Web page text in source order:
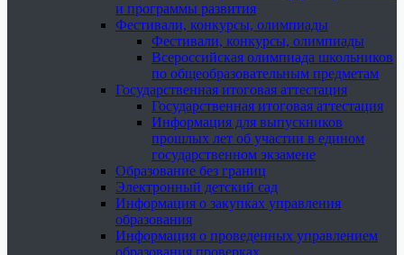
и программы развития
Фестивали, конкурсы, олимпиады
Фестивали, конкурсы, олимпиады
Всероссийская олимпиада школьников
по общеобразовательным предметам
Государственная итоговая аттестация
Государственная итоговая аттестация
Информация для выпускников
прошлых лет об участии в едином
государственном экзамене
Образование без границ
Электронный детский сад
Информация о закупках управления
образования
Информация о проведенных управлением
образования проверках